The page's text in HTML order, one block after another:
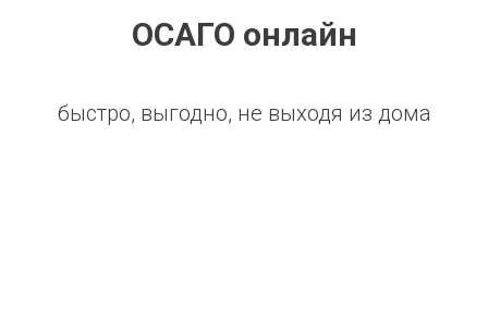
ОСАГО онлайн
быстро, выгодно, не выходя из дома